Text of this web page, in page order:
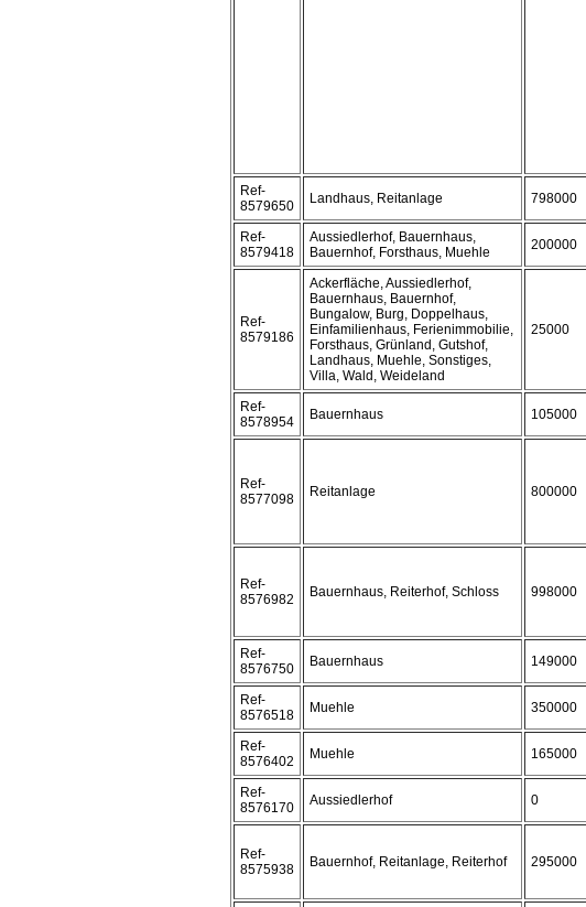
Ref-
8579650
Landhaus, Reitanlage 798000
Ref-
8579418
Aussiedlerhof, Bauernhaus,
Bauernhof, Forsthaus, Muehle
200000
Ref-
8579186
Ackerfläche, Aussiedlerhof,
Bauernhaus, Bauernhof,
Bungalow, Burg, Doppelhaus,
Einfamilienhaus, Ferienimmobilie,
Forsthaus, Grünland, Gutshof,
Landhaus, Muehle, Sonstiges,
Villa, Wald, Weideland
25000
Ref-
8578954
Bauernhaus 105000
Ref-
8577098
Reitanlage 800000
Ref-
8576982
Bauernhaus, Reiterhof, Schloss 998000
Ref-
8576750
Bauernhaus 149000
Ref-
8576518
Muehle 350000
Ref-
8576402
Muehle 165000
Ref-
8576170
Aussiedlerhof 0
Ref-
8575938
Bauernhof, Reitanlage, Reiterhof 295000